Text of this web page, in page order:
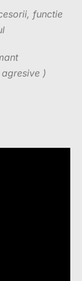
functie
)